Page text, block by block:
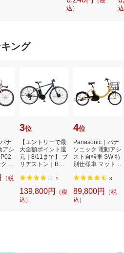
込）
ング
ナ
アシ
B
（税
3位
【エントリーで最
大全額ポイント還
元｜8/11まで】 ブ
リヂストン｜BRI
ア...
1
139,800円
（税
込）
4位
Panasonic｜パナ
ソニック 電動アシ
スト自転車 SW 特
別仕様車 マットハ
3
89,800円
（税
込）